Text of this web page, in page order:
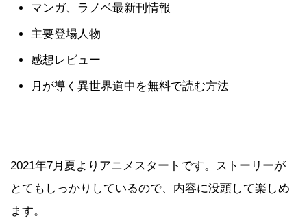
マンガ、ラノベ最新刊情報
主要登場人物
感想レビュー
月が導く異世界道中を無料で読む方法
2021年7月夏よりアニメスタートです。ストーリーが
とてもしっかりしているので、内容に没頭して楽しめ
ます。